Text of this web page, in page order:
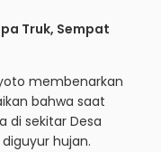
Truk, Sempat
membenarkan
bahwa saat
di sekitar Desa
hujan.